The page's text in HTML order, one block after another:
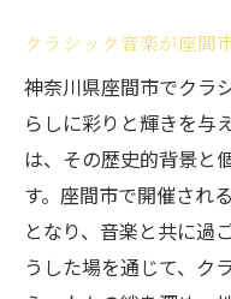
クラシック音楽が座間
神奈川県座間市でクラ
らしに彩りと輝きを与
は、その歴史的背景と
す。座間市で開催され
となり、音楽と共に過
うした場を通じて、ク